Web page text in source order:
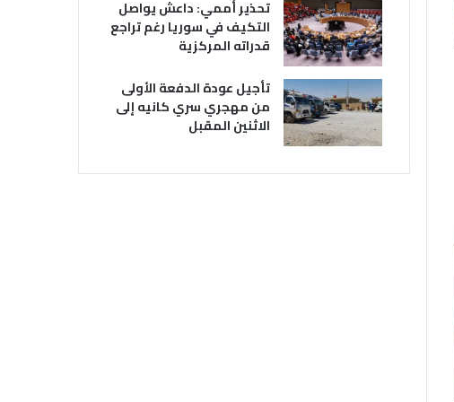
تحذير أممي: داعش يواصل
التكيف في سوريا رغم تراجع
قدراته المركزية
تأجيل عودة الدفعة الأولى
من مهجري سري كانيه إلى
الاثنين المقبل